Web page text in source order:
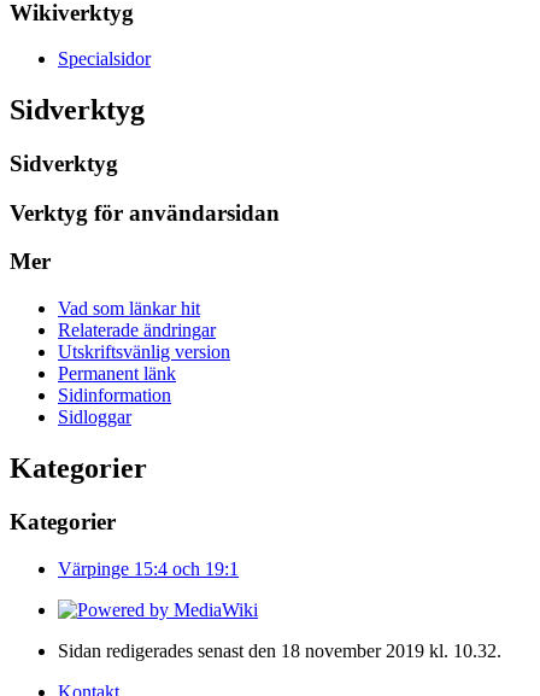
Wikiverktyg
Specialsidor
Sidverktyg
Sidverktyg
Verktyg för användarsidan
Mer
Vad som länkar hit
Relaterade ändringar
Utskriftsvänlig version
Permanent länk
Sidinformation
Sidloggar
Kategorier
Kategorier
Värpinge 15:4 och 19:1
Sidan redigerades senast den 18 november 2019 kl. 10.32.
Kontakt